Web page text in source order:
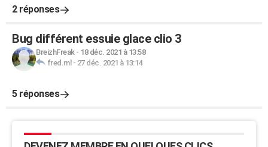
2 réponses
Bug différent essuie glace clio 3
BreizhFreak- 18 déc. 2021 à 13:58
fred.ml - 27 déc. 2021 à 13:14
5 réponses